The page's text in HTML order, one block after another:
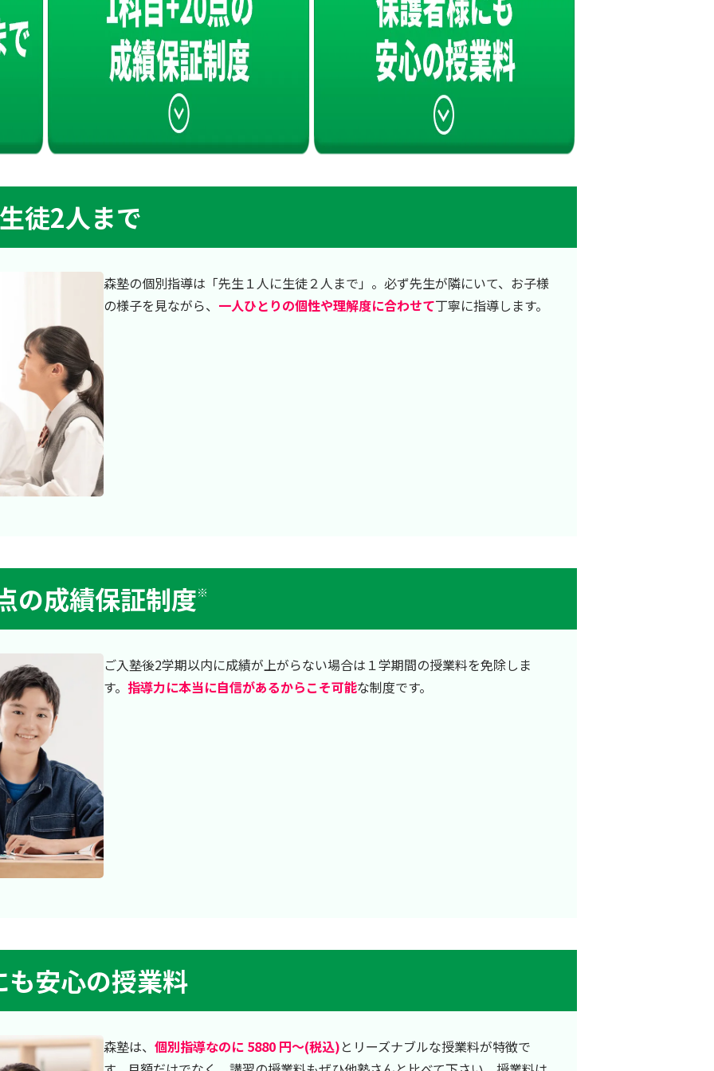
徒2人まで
森塾の個別指導は「先生１人に生徒２人まで」。必ず先生が隣にいて、お子様
の様子を見ながら、 一人ひとりの個性や理解度に合わせて丁寧に指導します。
の成績保証制度※
ご入塾後2学期以内に成績が上がらない場合は１学期間の授業料を免除しま
す。 指導力に本当に自信があるからこそ可能な制度です。
安心の授業料
森塾は、 個別指導なのに 5880 円～(税込)とリーズナブルな授業料が特徴で